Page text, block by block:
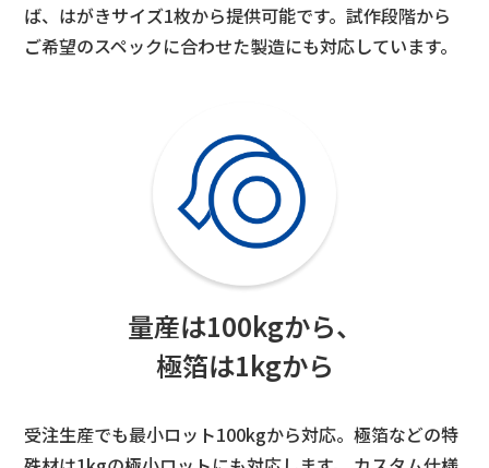
ば、はがきサイズ1枚から提供可能です。試作段階から
ご希望のスペックに合わせた製造にも対応しています。
量産は100kgから、
極箔は1kgから
受注生産でも最小ロット100kgから対応。極箔などの特